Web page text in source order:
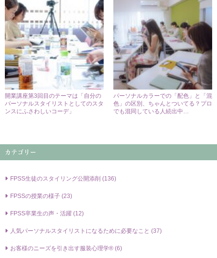
開業講座第3回目のテーマは「自分の
パーソナルスタイリストとしてのスタ
ンスにふさわしいコーデ」
パーソナルカラーでの「配色」と「混
色」の区別、ちゃんとついてる？プロ
でも混同している人続出中…
カテゴリー
FPSS⽣徒のスタイリング公開添削 (136)
FPSSの授業の様⼦ (23)
FPSS卒業⽣の声・活躍 (12)
⼈気パーソナルスタイリストになるために必要なこと (37)
お客様のニーズを引き出す服装⼼理学® (6)